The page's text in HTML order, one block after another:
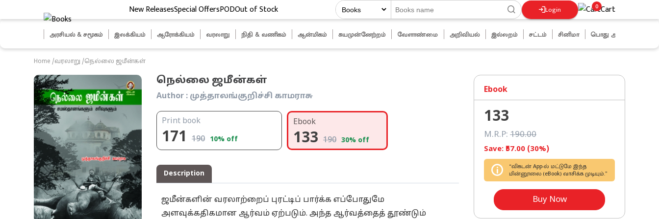
New ReleasesSpecial OffersPODOut of Stock Login 0 Cart
அரசியல் & சமூகம் இலக்கியம் ஆரோக்கியம் வரலாறு நிதி & வணிகம் ஆன்மிகம் சுயமுன்னேற்றம் வேளாண்மை அறிவியல் இல்லறம் சட்டம் சினிமா பொது அறிவு
Home /வரலாறு /நெல்லை ஜமீன்கள்
நெல்லை ஜமீன்கள்
Author : முத்தாலங்குறிச்சி காமராசு
Print book
171 190 10% off
Ebook
133 190 30% off
Description
ஜமீன்களின் வரலாற்றைப் புரட்டிப் பார்க்க எப்போதுமே
அளவுக்கதிகமான ஆர்வம் ஏற்படும். அந்த ஆர்வத்தைத் தூண்டும்
Ebook
133
M.R.P: 190.00
Save: ₹ 57.00 (30%)
“விகடன் App-ல் மட்டுமே இந்த
மின்னூலை (eBook) வாசிக்க முடியும்.”
Buy Now